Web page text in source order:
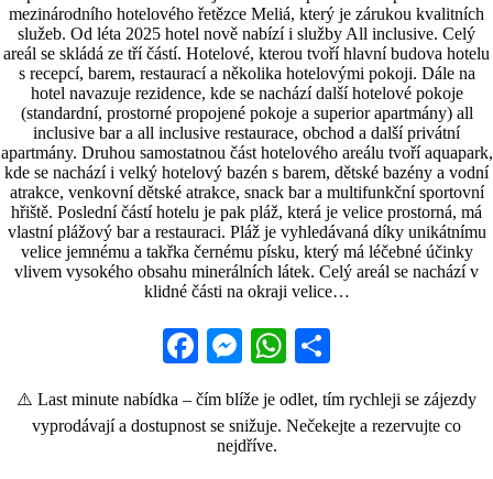
mezinárodního hotelového řetězce Meliá, který je zárukou kvalitních
služeb. Od léta 2025 hotel nově nabízí i služby All inclusive. Celý
areál se skládá ze tří částí. Hotelové, kterou tvoří hlavní budova hotelu
s recepcí, barem, restaurací a několika hotelovými pokoji. Dále na
hotel navazuje rezidence, kde se nachází další hotelové pokoje
(standardní, prostorné propojené pokoje a superior apartmány) all
inclusive bar a all inclusive restaurace, obchod a další privátní
apartmány. Druhou samostatnou část hotelového areálu tvoří aquapark,
kde se nachází i velký hotelový bazén s barem, dětské bazény a vodní
atrakce, venkovní dětské atrakce, snack bar a multifunkční sportovní
hřiště. Poslední částí hotelu je pak pláž, která je velice prostorná, má
vlastní plážový bar a restauraci. Pláž je vyhledávaná díky unikátnímu
velice jemnému a takřka černému písku, který má léčebné účinky
vlivem vysokého obsahu minerálních látek. Celý areál se nachází v
klidné části na okraji velice…
Fa
bo
ok
M
se
ng
W
ts re
⚠️ Last minute nabídka – čím blíže je odlet, tím rychleji se zájezdy
vyprodávají a dostupnost se snižuje. Nečekejte a rezervujte co
nejdříve.